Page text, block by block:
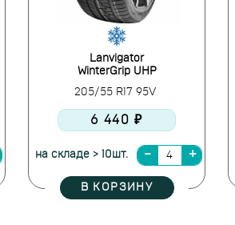
Lanvigator
WinterGrip UHP
205/55 R17 95V
6 440 ₽
на складе > 10шт.
В КОРЗИНУ